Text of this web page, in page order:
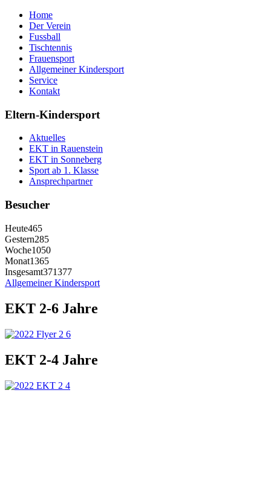
Home
Der Verein
Fussball
Tischtennis
Frauensport
Allgemeiner Kindersport
Service
Kontakt
Eltern-Kindersport
Aktuelles
EKT in Rauenstein
EKT in Sonneberg
Sport ab 1. Klasse
Ansprechpartner
Besucher
Heute465
Gestern285
Woche1050
Monat1365
Insgesamt371377
Allgemeiner Kindersport
EKT 2-6 Jahre
EKT 2-4 Jahre